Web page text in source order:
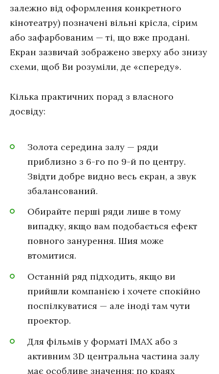
залежно від оформлення конкретного
кінотеатру) позначені вільні крісла, сірим
або зафарбованим — ті, що вже продані.
Екран зазвичай зображено зверху або знизу
схеми, щоб Ви розуміли, де «спереду».
Кілька практичних порад з власного
досвіду:
Золота середина залу — ряди
приблизно з 6-го по 9-й по центру.
Звідти добре видно весь екран, а звук
збалансований.
Обирайте перші ряди лише в тому
випадку, якщо вам подобається ефект
повного занурення. Шия може
втомитися.
Останній ряд підходить, якщо ви
прийшли компанією і хочете спокійно
поспілкуватися — але іноді там чути
проектор.
Для фільмів у форматі IMAX або з
активним 3D центральна частина залу
має особливе значення: по краях